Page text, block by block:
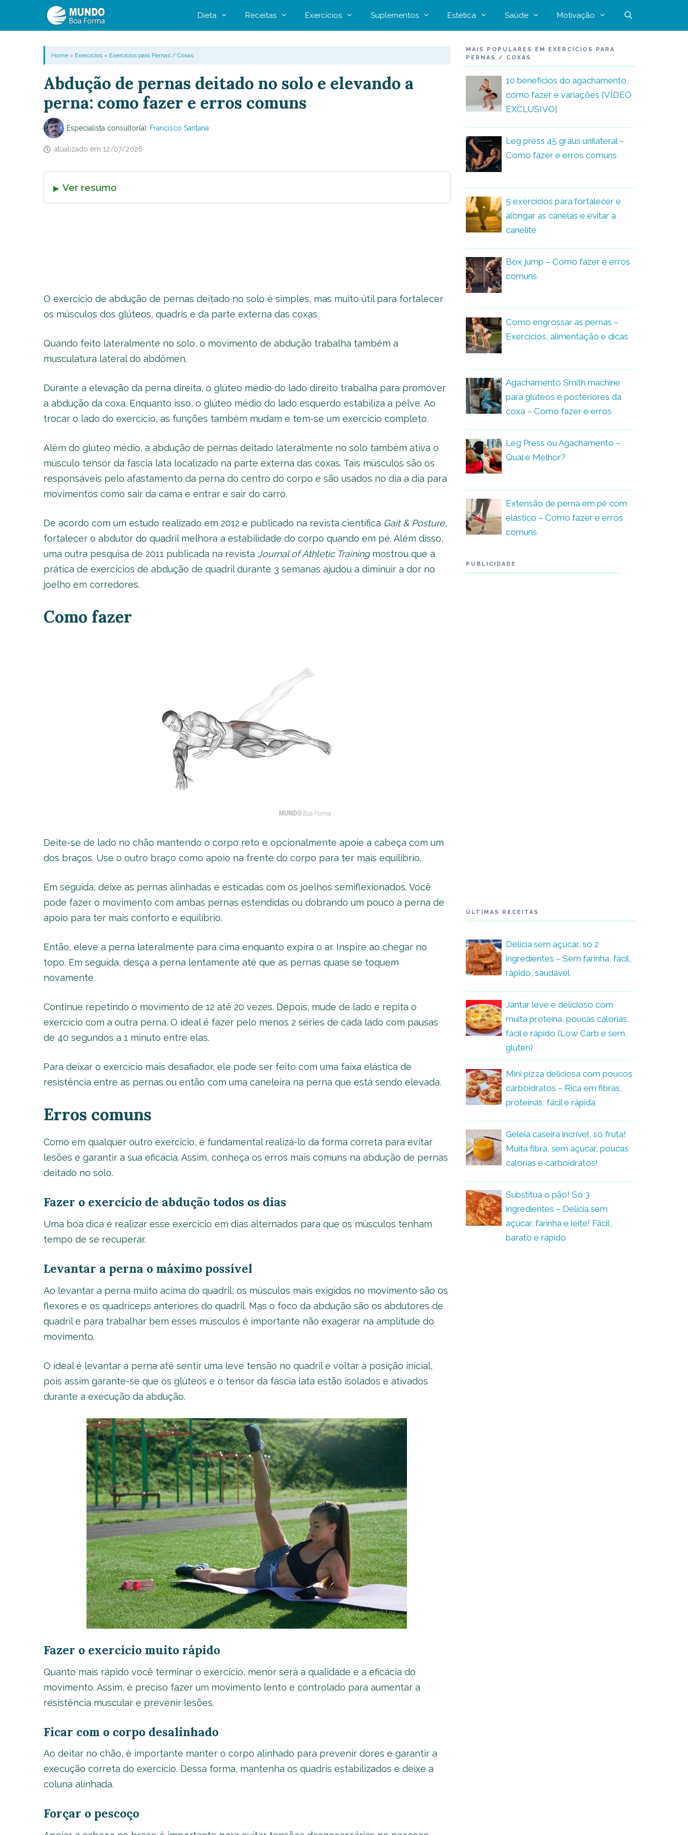
Dieta Receitas Exercícios Suplementos Estética Saúde Motivação
Home» Exercícios» Exercícios para Pernas / Coxas
Abdução de pernas deitado no solo e elevando a
perna: como fazer e erros comuns
Especialista consultor(a): Francisco Santana
atualizado em 12/07/2026
Ver resumo
O exercício de abdução de pernas deitado no solo é simples, mas muito útil para fortalecer
os músculos dos glúteos, quadris e da parte externa das coxas.
Quando feito lateralmente no solo, o movimento de abdução trabalha também a
musculatura lateral do abdômen.
Durante a elevação da perna direita, o glúteo médio do lado direito trabalha para promover
a abdução da coxa. Enquanto isso, o glúteo médio do lado esquerdo estabiliza a pelve. Ao
trocar o lado do exercício, as funções também mudam e tem-se um exercício completo.
Além do glúteo médio, a abdução de pernas deitado lateralmente no solo também ativa o
músculo tensor da fascia lata localizado na parte externa das coxas. Tais músculos são os
responsáveis pelo afastamento da perna do centro do corpo e são usados no dia a dia para
movimentos como sair da cama e entrar e sair do carro.
De acordo com um estudo realizado em 2012 e publicado na revista científica Gait & Posture,
fortalecer o abdutor do quadril melhora a estabilidade do corpo quando em pé. Além disso,
uma outra pesquisa de 2011 publicada na revista Journal of Athletic Trainingmostrou que a
prática de exercícios de abdução de quadril durante 3 semanas ajudou a diminuir a dor no
joelho em corredores.
Como fazer
Deite-se de lado no chão mantendo o corpo reto e opcionalmente apoie a cabeça com um
dos braços. Use o outro braço como apoio na frente do corpo para ter mais equilíbrio.
Em seguida, deixe as pernas alinhadas e esticadas com os joelhos semiflexionados. Você
pode fazer o movimento com ambas pernas estendidas ou dobrando um pouco a perna de
apoio para ter mais conforto e equilíbrio.
Então, eleve a perna lateralmente para cima enquanto expira o ar. Inspire ao chegar no
topo. Em seguida, desça a perna lentamente até que as pernas quase se toquem
novamente.
Continue repetindo o movimento de 12 até 20 vezes. Depois, mude de lado e repita o
exercício com a outra perna. O ideal é fazer pelo menos 2 séries de cada lado com pausas
de 40 segundos a 1 minuto entre elas.
Para deixar o exercício mais desafiador, ele pode ser feito com uma faixa elástica de
resistência entre as pernas ou então com uma caneleira na perna que está sendo elevada.
Erros comuns
Como em qualquer outro exercício, é fundamental realizá-lo da forma correta para evitar
lesões e garantir a sua eficácia. Assim, conheça os erros mais comuns na abdução de pernas
deitado no solo.
Fazer o exercício de abdução todos os dias
Uma boa dica é realizar esse exercício em dias alternados para que os músculos tenham
tempo de se recuperar.
Levantar a perna o máximo possível
Ao levantar a perna muito acima do quadril, os músculos mais exigidos no movimento são os
flexores e os quadríceps anteriores do quadril. Mas o foco da abdução são os abdutores de
quadril e para trabalhar bem esses músculos é importante não exagerar na amplitude do
movimento.
O ideal é levantar a perna até sentir uma leve tensão no quadril e voltar à posição inicial,
pois assim garante-se que os glúteos e o tensor da fáscia lata estão isolados e ativados
durante a execução da abdução.
Fazer o exercício muito rápido
Quanto mais rápido você terminar o exercício, menor será a qualidade e a eficácia do
movimento. Assim, é preciso fazer um movimento lento e controlado para aumentar a
resistência muscular e prevenir lesões.
Ficar com o corpo desalinhado
Ao deitar no chão, é importante manter o corpo alinhado para prevenir dores e garantir a
execução correta do exercício. Dessa forma, mantenha os quadris estabilizados e deixe a
coluna alinhada.
Forçar o pescoço
MAIS POPULARES EM EXERCÍCIOS PARA
PERNAS / COXAS
10 benefícios do agachamento,
como fazer e variações [VÍDEO
EXCLUSIVO]
Leg press 45 graus unilateral –
Como fazer e erros comuns
5 exercícios para fortalecer e
alongar as canelas e evitar a
canelite
Box jump – Como fazer e erros
comuns
Como engrossar as pernas –
Exercícios, alimentação e dicas
Agachamento Smith machine
para glúteos e posteriores da
coxa – Como fazer e erros
Leg Press ou Agachamento –
Qual é Melhor?
Extensão de perna em pé com
elástico – Como fazer e erros
comuns
PUBLICIDADE
ÚLTIMAS RECEITAS
Delícia sem açúcar, só 2
ingredientes – Sem farinha, fácil,
rápido, saudável
Jantar leve e delicioso com
muita proteína, poucas calorias,
fácil e rápido (Low Carb e sem
glúten)
Mini pizza deliciosa com poucos
carboidratos – Rica em fibras,
proteínas, fácil e rápida
Geleia caseira incrível, só fruta!
Muita fibra, sem açúcar, poucas
calorias e carboidratos!
Substitua o pão! Só 3
ingredientes – Delícia sem
açúcar, farinha e leite! Fácil,
barato e rápido